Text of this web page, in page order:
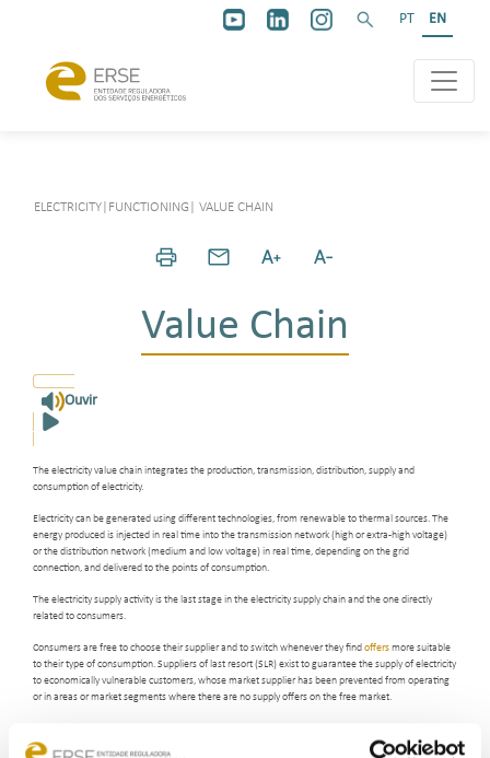
PT EN
ELECTRICITY FUNCTIONING VALUE CHAIN
Value Chain
Ouvir
The electricity value chain integrates the production, transmission, distribution, supply and
consumption of electricity.
Electricity can be generated using different technologies, from renewable to thermal sources. The
energy produced is injected in real time into the transmission network (high or extra-high voltage)
or the distribution network (medium and low voltage) in real time, depending on the grid
connection, and delivered to the points of consumption.
The electricity supply activity is the last stage in the electricity supply chain and the one directly
related to consumers.
Consumers are free to choose their supplier and to switch whenever they find offersmore suitable
to their type of consumption. Suppliers of last resort (SLR) exist to guarantee the supply of electricity
to economically vulnerable customers, whose market supplier has been prevented from operating
or in areas or market segments where there are no supply offers on the free market.